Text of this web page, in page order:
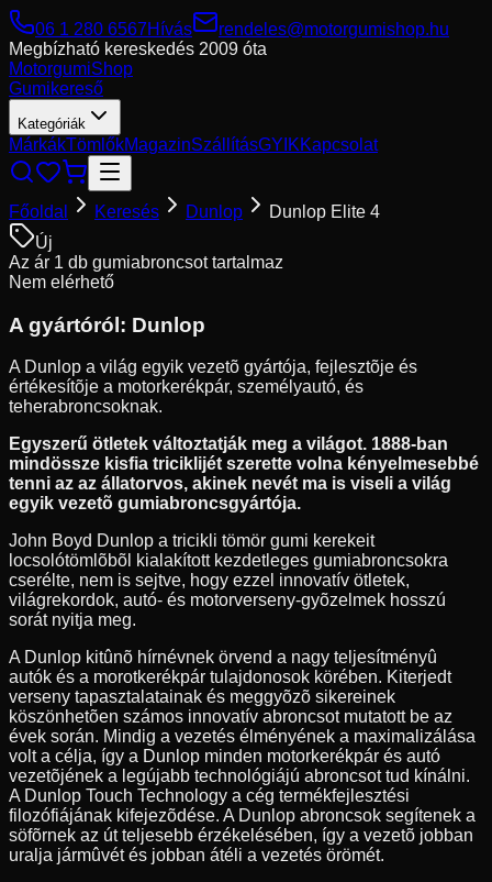
06 1 280 6567Hívás
rendeles@motorgumishop.hu
Megbízható kereskedés 2009 óta
MotorgumiShop
Gumikereső
Kategóriák
MárkákTömlőkMagazinSzállításGYIKKapcsolat
Főoldal Keresés Dunlop
Dunlop Elite 4
Új
Az ár 1 db gumiabroncsot tartalmaz
Nem elérhető
A gyártóról: Dunlop
A Dunlop a világ egyik vezetõ gyártója, fejlesztõje és
értékesítõje a motorkerékpár, személyautó, és
teherabroncsoknak.
Egyszerű ötletek változtatják meg a világot. 1888-ban
mindössze kisfia triciklijét szerette volna kényelmesebbé
tenni az az állatorvos, akinek nevét ma is viseli a világ
egyik vezetõ gumiabroncsgyártója.
John Boyd Dunlop a tricikli tömör gumi kerekeit
locsolótömlõbõl kialakított kezdetleges gumiabroncsokra
cserélte, nem is sejtve, hogy ezzel innovatív ötletek,
világrekordok, autó- és motorverseny-gyõzelmek hosszú
sorát nyitja meg.
A Dunlop kitûnõ hírnévnek örvend a nagy teljesítményû
autók és a morotkerékpár tulajdonosok körében. Kiterjedt
verseny tapasztalatainak és meggyõzõ sikereinek
köszönhetõen számos innovatív abroncsot mutatott be az
évek során. Mindig a vezetés élményének a maximalizálása
volt a célja, így a Dunlop minden motorkerékpár és autó
vezetõjének a legújabb technológiájú abroncsot tud kínálni.
A Dunlop Touch Technology a cég termékfejlesztési
filozófiájának kifejezõdése. A Dunlop abroncsok segítenek a
söfõrnek az út teljesebb érzékelésében, így a vezetõ jobban
uralja jármûvét és jobban átéli a vezetés örömét.